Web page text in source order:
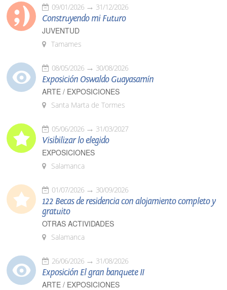
09/01/2026 31/12/2026
Construyendo mi Futuro
JUVENTUD
Tamames
08/05/2026 30/08/2026
Exposición Oswaldo Guayasamín
ARTE / EXPOSICIONES
Santa Marta de Tormes
05/06/2026 31/03/2027
Visibilizar lo elegido
EXPOSICIONES
Salamanca
01/07/2026 30/09/2026
122 Becas de residencia con alojamiento completo y
gratuito
OTRAS ACTIVIDADES
Salamanca
26/06/2026 31/08/2026
Exposición El gran banquete II
ARTE / EXPOSICIONES